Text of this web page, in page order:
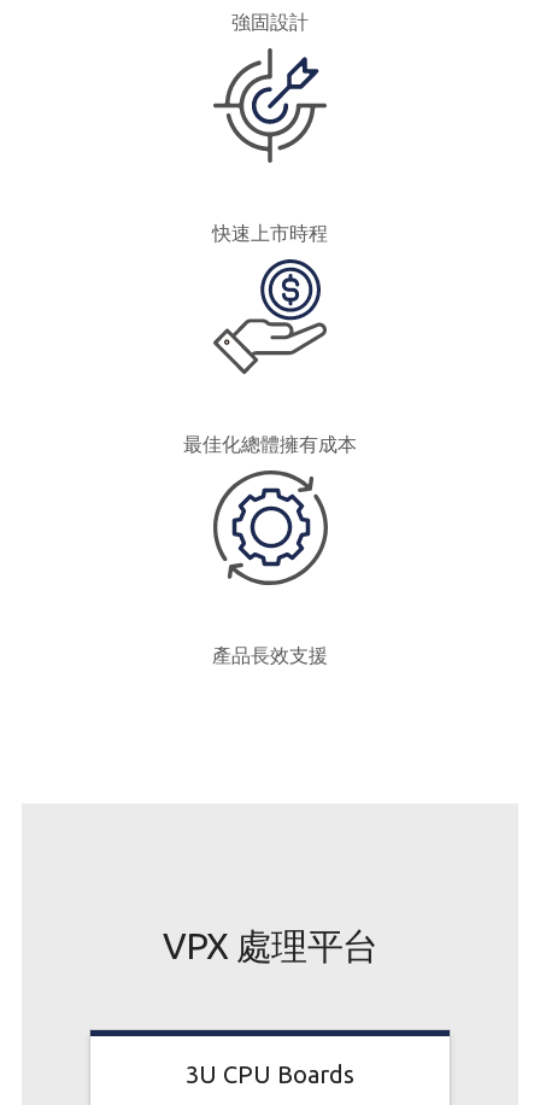
強固設計
快速上市時程
最佳化總體擁有成本
產品長效支援
VPX 處理平台
3U CPU Boards